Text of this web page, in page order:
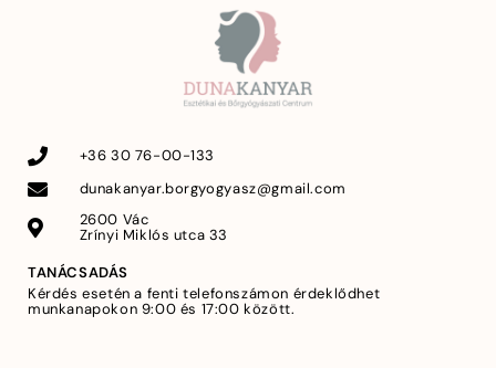
+36 30 76-00-133
dunakanyar.borgyogyasz@gmail.com
2600 Vác
Zrínyi Miklós utca 33
TANÁCSADÁS
Kérdés esetén a fenti telefonszámon érdeklődhet
munkanapokon 9:00 és 17:00 között.